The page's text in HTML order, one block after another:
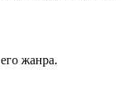
жанра.